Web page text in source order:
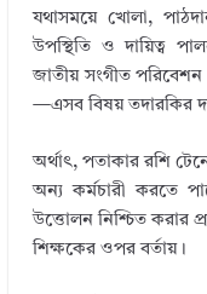
যথাসময়ে খোলা,
উপস্থিতি ও দায়িত্ব
জাতীয় সংগীত পরিবেশন
—এসব বিষয় তদারকির
অর্থাৎ, পতাকার রশি
অন্য কর্মচারী করতে
উত্তোলন নিশ্চিত করার
শিক্ষকের ওপর বর্তায়।